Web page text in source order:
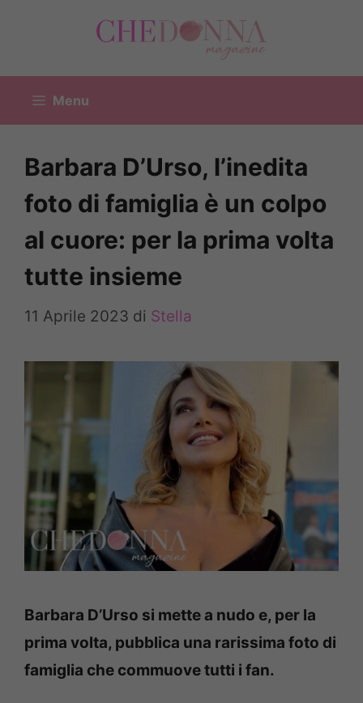
Menu
Barbara D’Urso, l’inedita
foto di famiglia è un colpo
al cuore: per la prima volta
tutte insieme
11 Aprile 2023 di Stella
Barbara D’Urso si mette a nudo e, per la
prima volta, pubblica una rarissima foto di
famiglia che commuove tutti i fan.